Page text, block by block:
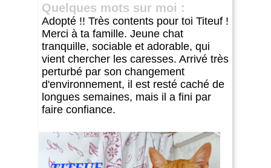
Quelques mots sur moi :
Adopté !! Très contents pour toi Titeuf !
Merci à ta famille. Jeune chat
tranquille, sociable et adorable, qui
vient chercher les caresses. Arrivé très
perturbé par son changement
d'environnement, il est resté caché de
longues semaines, mais il a fini par
faire confiance.